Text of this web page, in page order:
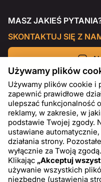
MASZ JAKIEŚ
SKONTAKTUJ SIĘ Z
PL
Używamy plików
Używamy plików cookie i
zapewnić prawidłowe
ulepszać funkcjonalność
reklamy, w zakresie, w
podstawie Twojej zgody.
ustawiane
działania strony.
wyłącznie za Twoją zgodą.
Klikając „Akceptuj
używanie wszystkich
niezbędne (ustawienia